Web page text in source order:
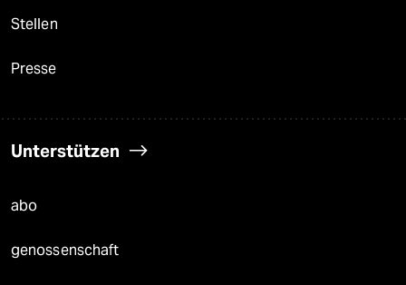
Stellen
Presse
Unterstützen
abo
genossenschaft